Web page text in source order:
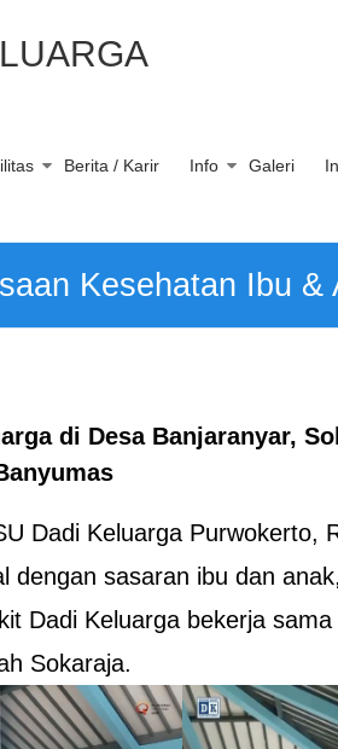
Berita / Karir Info Galeri
Kesehatan Ibu &
di Desa Banjaranyar,
Dadi Keluarga Purwokerto,
dengan sasaran ibu dan
Dadi Keluarga bekerja sama
Sokaraja.